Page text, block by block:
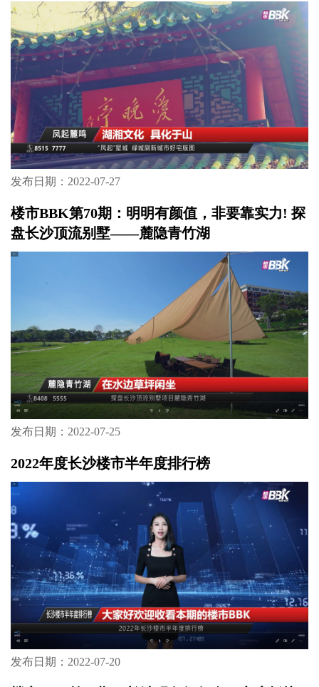
发布日期：2022-07-27
楼市BBK第70期：明明有颜值，非要靠实力! 探
盘长沙顶流别墅——麓隐青竹湖
发布日期：2022-07-25
2022年度长沙楼市半年度排行榜
发布日期：2022-07-20